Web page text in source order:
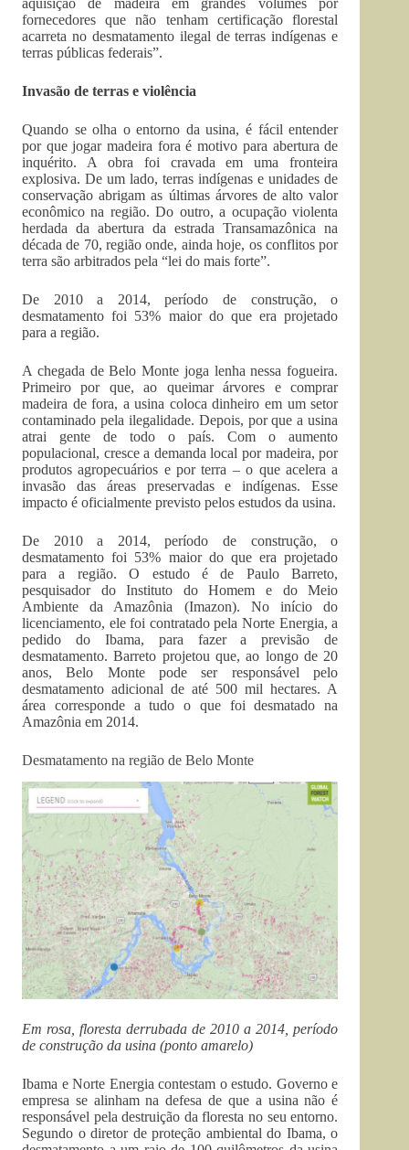
fornecedores que não tenham certificação florestal
acarreta no desmatamento ilegal de terras indígenas e
terras públicas federais”.
Invasão de terras e violência
Quando se olha o entorno da usina, é fácil entender
por que jogar madeira fora é motivo para abertura de
inquérito. A obra foi cravada em uma fronteira
explosiva. De um lado, terras indígenas e unidades de
conservação abrigam as últimas árvores de alto valor
econômico na região. Do outro, a ocupação violenta
herdada da abertura da estrada Transamazônica na
década de 70, região onde, ainda hoje, os conflitos por
terra são arbitrados pela “lei do mais forte”.
De 2010 a 2014, período de construção, o
desmatamento foi 53% maior do que era projetado
para a região.
A chegada de Belo Monte joga lenha nessa fogueira.
Primeiro por que, ao queimar árvores e comprar
madeira de fora, a usina coloca dinheiro em um setor
contaminado pela ilegalidade. Depois, por que a usina
atrai gente de todo o país. Com o aumento
populacional, cresce a demanda local por madeira, por
produtos agropecuários e por terra – o que acelera a
invasão das áreas preservadas e indígenas. Esse
impacto é oficialmente previsto pelos estudos da usina.
De 2010 a 2014, período de construção, o
desmatamento foi 53% maior do que era projetado
para a região. O estudo é de Paulo Barreto,
pesquisador do Instituto do Homem e do Meio
Ambiente da Amazônia (Imazon). No início do
licenciamento, ele foi contratado pela Norte Energia, a
pedido do Ibama, para fazer a previsão de
desmatamento. Barreto projetou que, ao longo de 20
anos, Belo Monte pode ser responsável pelo
desmatamento adicional de até 500 mil hectares. A
área corresponde a tudo o que foi desmatado na
Amazônia em 2014.
Desmatamento na região de Belo Monte
Em rosa, floresta derrubada de 2010 a 2014, período
de construção da usina (ponto amarelo)
Ibama e Norte Energia contestam o estudo. Governo e
empresa se alinham na defesa de que a usina não é
responsável pela destruição da floresta no seu entorno.
Segundo o diretor de proteção ambiental do Ibama, o